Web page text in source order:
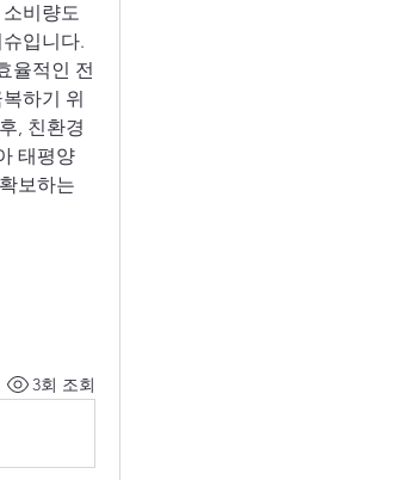
비량도
입니다.
율적인 전
하기 위
, 친환경
태평양
보하는
3회 조회